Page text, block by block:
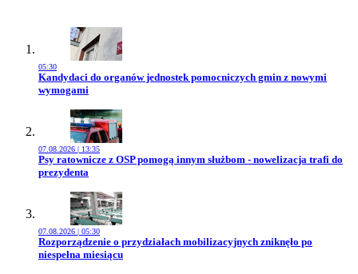
05:30
Przejdź do artykułu:
Kandydaci do organów jednostek pomocniczych gmin z nowymi
wymogami
07.08.2026 | 13:35
Przejdź do artykułu:
Psy ratownicze z OSP pomogą innym służbom - nowelizacja trafi do
prezydenta
07.08.2026 | 05:30
Przejdź do artykułu:
Rozporządzenie o przydziałach mobilizacyjnych zniknęło po
niespełna miesiącu